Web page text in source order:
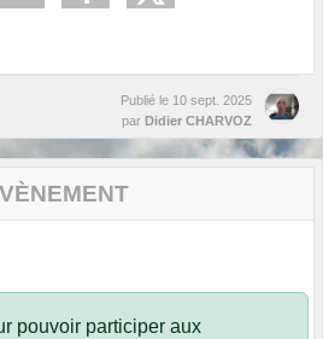
Publié le 10 sept. 2025
par Didier CHARVOZ
pouvoir participer aux